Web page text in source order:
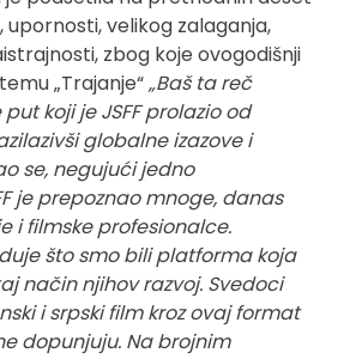
velikog zalaganja,
zbog koje ovogodišnji
„Trajanje“„Baš ta reč
koji je JSFF prolazio od
globalne izazove i
se, negujući jedno
je prepoznao mnoge, danas
i filmske profesionalce.
što smo bili platforma koja
način njihov razvoj. Svedoci
i srpski film kroz ovaj format
dopunjuju. Na brojnim